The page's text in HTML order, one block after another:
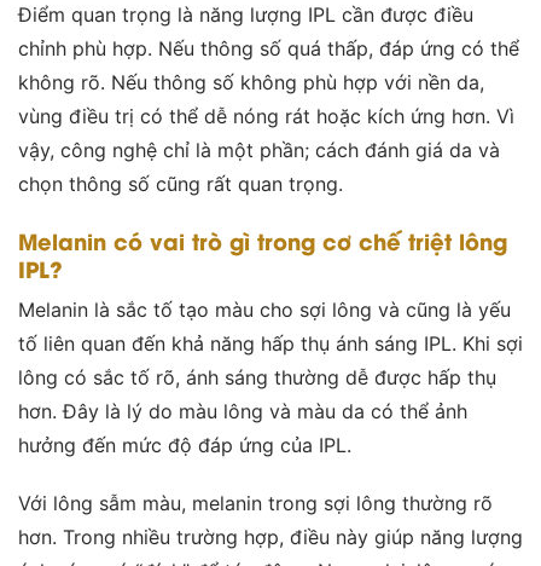
Điểm quan trọng là năng lượng IPL cần được điều
chỉnh phù hợp. Nếu thông số quá thấp, đáp ứng có thể
không rõ. Nếu thông số không phù hợp với nền da,
vùng điều trị có thể dễ nóng rát hoặc kích ứng hơn. Vì
vậy, công nghệ chỉ là một phần; cách đánh giá da và
chọn thông số cũng rất quan trọng.
Melanin có vai trò gì trong cơ chế triệt lông
IPL?
Melanin là sắc tố tạo màu cho sợi lông và cũng là yếu
tố liên quan đến khả năng hấp thụ ánh sáng IPL. Khi sợi
lông có sắc tố rõ, ánh sáng thường dễ được hấp thụ
hơn. Đây là lý do màu lông và màu da có thể ảnh
hưởng đến mức độ đáp ứng của IPL.
Với lông sẫm màu, melanin trong sợi lông thường rõ
hơn. Trong nhiều trường hợp, điều này giúp năng lượng